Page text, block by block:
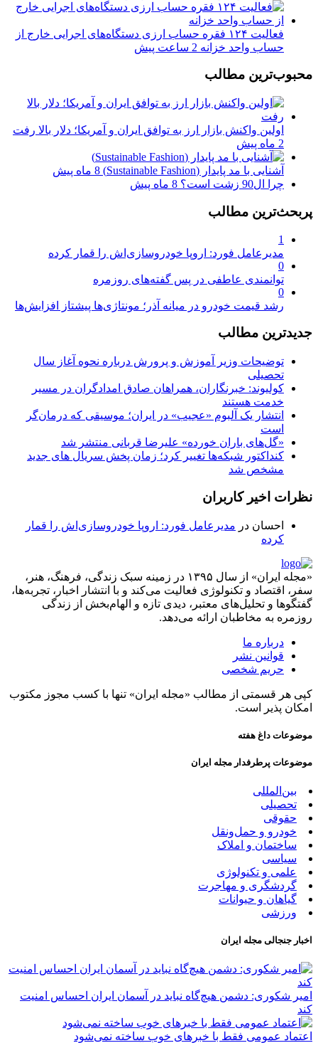
فعالیت ۱۲۴ فقره حساب ارزی دستگاه‌های اجرایی خارج از
حساب واحد خزانه 2 ساعت پیش
محبوب‌ترین مطالب
اولین واکنش بازار ارز به توافق ایران و آمریکا؛ دلار بالا رفت
2 ماه پیش
آشنایی با مد پایدار (Sustainable Fashion)
8 ماه پیش
چرا ال90 زشت است؟
8 ماه پیش
پربحث‌ترین مطالب
1
مدیرعامل فورد: اروپا خودروسازی‌اش را قمار کرده
0
توانمندی عاطفی در پس گفته‌های روزمره
0
رشد قیمت خودرو در میانه آذر؛ مونتاژی‌ها پیشتاز افزایش‌ها
جدیدترین مطالب
توضیحات وزیر آموزش و پرورش درباره نحوه آغاز سال
تحصیلی
کولیوند: خبرنگاران، همراهان صادق امدادگران در مسیر
خدمت هستند
انتشار یک آلبوم «عجیب» در ایران؛ موسیقی که درمان‌گر
است
«گل‌های باران خورده» علیرضا قربانی منتشر شد
کنداکتور شبکه‌ها تغییر کرد؛ زمان پخش سریال های جدید
مشخص شد
نظرات اخیر کاربران
احسان در مدیرعامل فورد: اروپا خودروسازی‌اش را قمار
کرده
«مجله ایران» از سال ۱۳۹۵ در زمینه سبک زندگی، فرهنگ، هنر،
سفر، اقتصاد و تکنولوژی فعالیت می‌کند و با انتشار اخبار، تجربه‌ها،
گفتگوها و تحلیل‌های معتبر، دیدی تازه و الهام‌بخش از زندگی
روزمره به مخاطبان ارائه می‌دهد.
درباره ما
قوانین نشر
حریم شخصی
کپی هر قسمتی از مطالب «مجله ایران» تنها با کسب مجوز مکتوب
امکان پذیر است.
موضوعات داغ هفته
موضوعات پرطرفدار مجله ایران
بین‌المللی
تحصیلی
حقوقی
خودرو و حمل‌و‌نقل
ساختمان و املاک
سیاسی
علمی و تکنولوژی
گردشگری و مهاجرت
گیاهان و حیوانات
ورزشی
اخبار جنجالی مجله ایران
امیر شکوری: دشمن هیچ‌گاه نباید در آسمان ایران احساس امنیت
کند
اعتماد عمومی فقط با خبرهای خوب ساخته نمی‌شود